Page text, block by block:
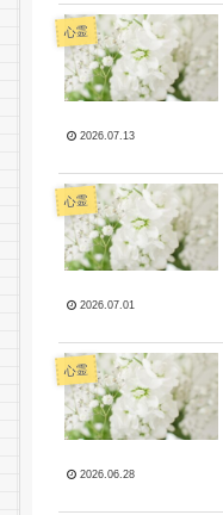
心霊
2026.07.13
心霊
2026.07.01
心霊
2026.06.28